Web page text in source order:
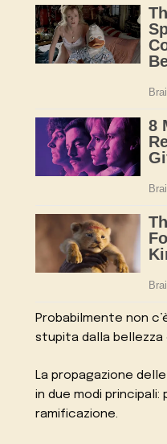
Probabilmente non
stupita dalla
La propagazione
in due modi
ramificazione.